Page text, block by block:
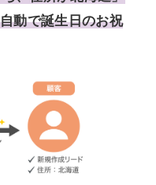
動で誕生日のお祝